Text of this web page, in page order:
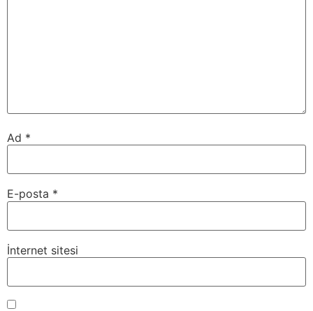
Ad *
E-posta *
İnternet sitesi